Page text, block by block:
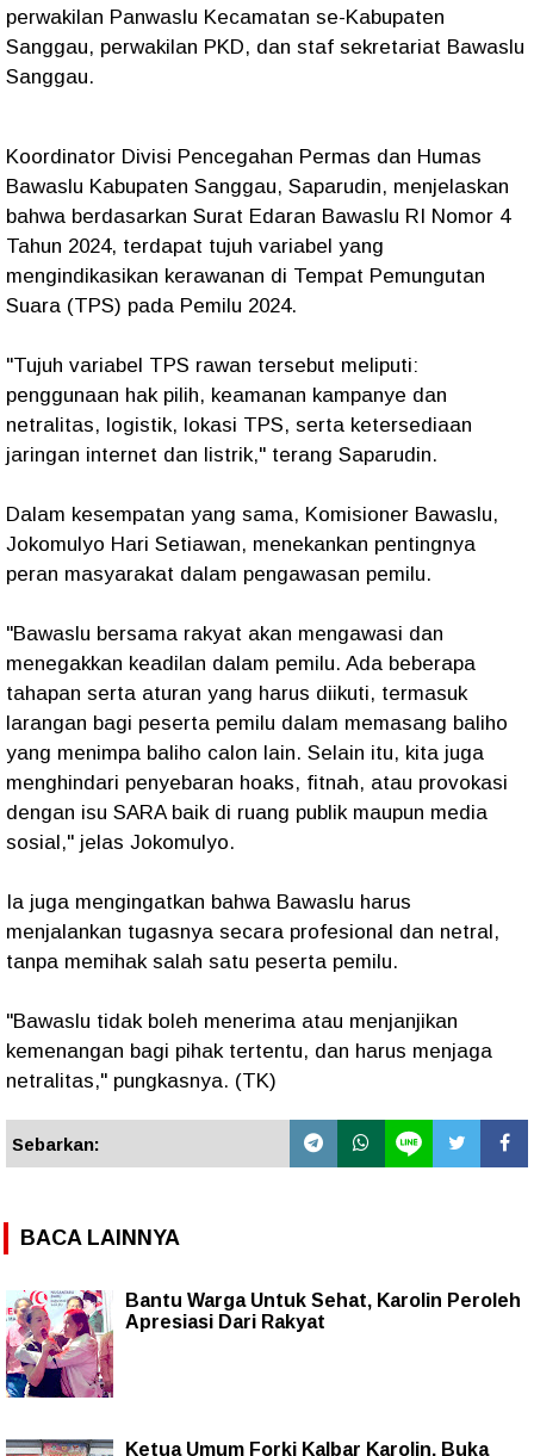
perwakilan Panwaslu Kecamatan se-Kabupaten
Sanggau, perwakilan PKD, dan staf sekretariat Bawaslu
Sanggau.
Koordinator Divisi Pencegahan Permas dan Humas
Bawaslu Kabupaten Sanggau, Saparudin, menjelaskan
bahwa berdasarkan Surat Edaran Bawaslu RI Nomor 4
Tahun 2024, terdapat tujuh variabel yang
mengindikasikan kerawanan di Tempat Pemungutan
Suara (TPS) pada Pemilu 2024.
"Tujuh variabel TPS rawan tersebut meliputi:
penggunaan hak pilih, keamanan kampanye dan
netralitas, logistik, lokasi TPS, serta ketersediaan
jaringan internet dan listrik," terang Saparudin.
Dalam kesempatan yang sama, Komisioner Bawaslu,
Jokomulyo Hari Setiawan, menekankan pentingnya
peran masyarakat dalam pengawasan pemilu.
"Bawaslu bersama rakyat akan mengawasi dan
menegakkan keadilan dalam pemilu. Ada beberapa
tahapan serta aturan yang harus diikuti, termasuk
larangan bagi peserta pemilu dalam memasang baliho
yang menimpa baliho calon lain. Selain itu, kita juga
menghindari penyebaran hoaks, fitnah, atau provokasi
dengan isu SARA baik di ruang publik maupun media
sosial," jelas Jokomulyo.
Ia juga mengingatkan bahwa Bawaslu harus
menjalankan tugasnya secara profesional dan netral,
tanpa memihak salah satu peserta pemilu.
"Bawaslu tidak boleh menerima atau menjanjikan
kemenangan bagi pihak tertentu, dan harus menjaga
netralitas," pungkasnya. (TK)
Sebarkan:
BACA LAINNYA
Bantu Warga Untuk Sehat, Karolin Peroleh
Apresiasi Dari Rakyat
Ketua Umum Forki Kalbar Karolin, Buka